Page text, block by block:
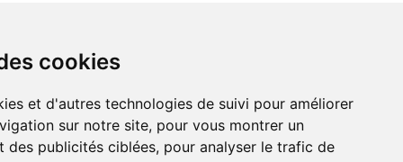
cookies
et d'autres technologies de suivi pour améliorer
sur notre site, pour vous montrer un
des publicités ciblées, pour analyser le trafic de